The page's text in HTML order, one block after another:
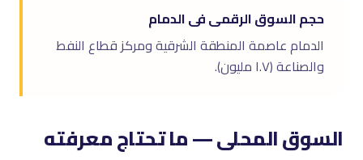
حجم السوق الرقمى فى الدمام
الدمام عاصمة المنطقة الشرقية ومركز قطاع النفط
والصناعة (١.٧ مليون).
السوق المحلى — ما تحتاج معرفته